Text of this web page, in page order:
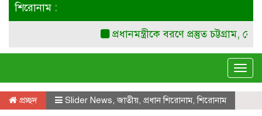
শিরোনাম :
প্রধানমন্ত্রীকে বরণে প্রস্তুত চট্টগ্রাম,
প্রচ্ছদ Slider News,জাতীয়, প্রধান শিরোনাম,শিরোনাম